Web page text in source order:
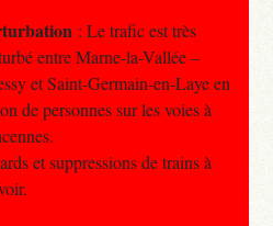
: Le trafic est très
entre Marne-la-Vallée –
et Saint-Germain-en-Laye en
de personnes sur les voies à
et suppressions de trains à